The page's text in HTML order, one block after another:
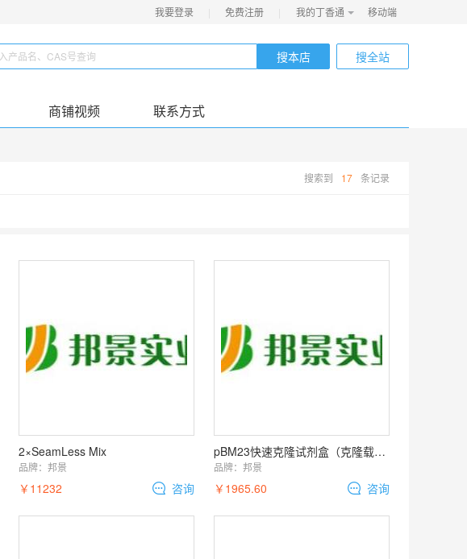
我要登录 免费注册 我的丁香通 移动端
搜本店 搜全站
商铺视频 联系方式
搜索到 17 条记录
2×SeamLess Mix
品牌： 邦景
￥11232 咨询
pBM23快速克隆试剂盒（克隆载体 含自杀基因）
品牌： 邦景
￥1965.60 咨询